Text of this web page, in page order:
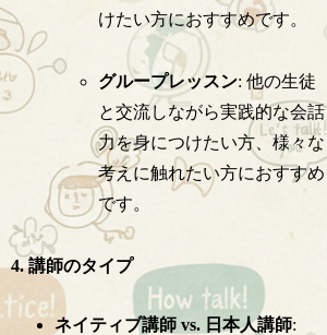
けたい方におすすめです。
グループレッスン: 他の生徒
と交流しながら実践的な会話
力を身につけたい方、様々な
考えに触れたい方におすすめ
です。
4. 講師のタイプ
ネイティブ講師 vs. 日本人講師: